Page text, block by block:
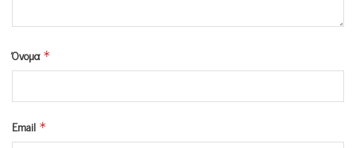
Όνομα *
Email *